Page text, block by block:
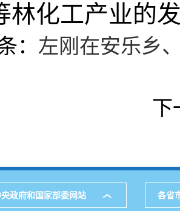
林化工产业的
： 左刚在安乐乡
下
央政府和国家部委网站 各省